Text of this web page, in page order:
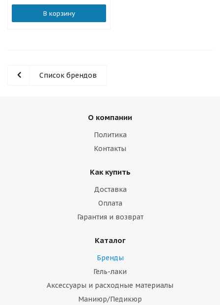
В корзину
Список брендов
О компании
Политика
Контакты
Как купить
Доставка
Оплата
Гарантия и возврат
Каталог
Бренды
Гель-лаки
Аксессуары и расходные материалы
Маниюр/Педикюр